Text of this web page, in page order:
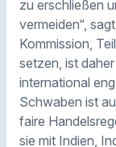
zu erschließen
vermeiden“,
Kommission,
setzen, ist
international
Schwaben ist
faire
sie mit Indien,